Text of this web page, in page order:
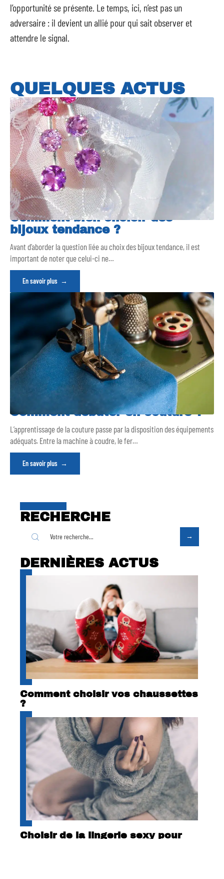
l’opportunité se présente. Le temps, ici, n’est pas un
adversaire : il devient un allié pour qui sait observer et
attendre le signal.
QUELQUES ACTUS
Comment bien choisir des
bijoux tendance ?
Avant d’aborder la question liée au choix des bijoux tendance, il est
important de noter que celui-ci ne…
En savoir plus
Comment débuter en couture ?
L’apprentissage de la couture passe par la disposition des équipements
adéquats. Entre la machine à coudre, le fer…
En savoir plus
RECHERCHE
DERNIÈRES ACTUS
Comment choisir vos chaussettes
?
Choisir de la lingerie sexy pour